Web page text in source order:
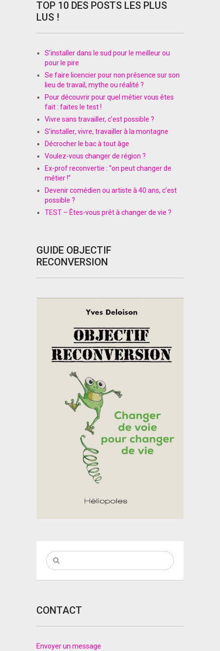
TOP 10 DES POSTS LES PLUS
LUS !
S’installer dans le sud pour le meilleur ou
pour le pire
Se faire licencier pour non présence sur son
lieu de travail, mythe ou réalité ?
Pour découvrir pour quel métier vous êtes
fait : faites le test !
Vivre sans travailler, c’est possible ?
S’installer, vivre, travailler à la montagne
Décrocher le bac à tout âge
Voulez-vous changer de région ?
Ex-prof reconvertie : “on peut changer de
métier !”
Devenir comédien ou artiste à 40 ans, c’est
possible ?
TEST – Êtes-vous prêt à changer de vie ?
GUIDE OBJECTIF
RECONVERSION
CONTACT
Envoyer un message